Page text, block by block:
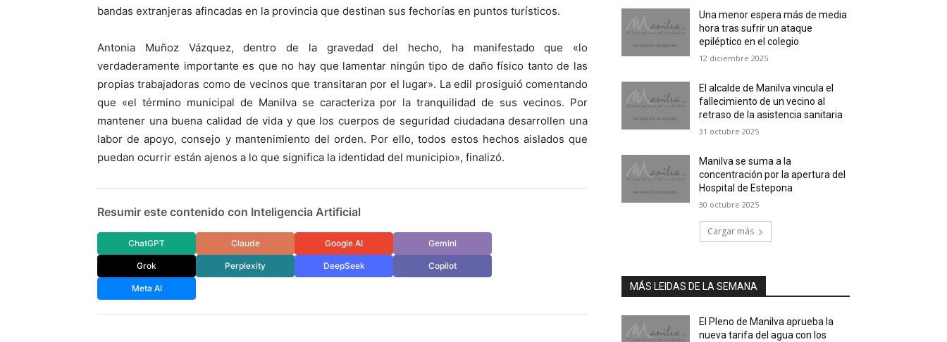
bandas extranjeras afincadas en la provincia que destinan sus fechorías en puntos turísticos.
Antonia Muñoz Vázquez, dentro de la gravedad del hecho, ha manifestado que «lo
verdaderamente importante es que no hay que lamentar ningún tipo de daño físico tanto de las
propias trabajadoras como de vecinos que transitaran por el lugar». La edil prosiguió comentando
que «el término municipal de Manilva se caracteriza por la tranquilidad de sus vecinos. Por
mantener una buena calidad de vida y que los cuerpos de seguridad ciudadana desarrollen una
labor de apoyo, consejo y mantenimiento del orden. Por ello, todos estos hechos aislados que
puedan ocurrir están ajenos a lo que significa la identidad del municipio», finalizó.
Resumir este contenido con Inteligencia Artificial
ChatGPT Claude Google AI Gemini
Grok Perplexity DeepSeek Copilot
Meta AI
Una menor espera más de media
hora tras sufrir un ataque
epiléptico en el colegio
12 diciembre 2025
El alcalde de Manilva vincula el
fallecimiento de un vecino al
retraso de la asistencia sanitaria
31 octubre 2025
Manilva se suma a la
concentración por la apertura del
Hospital de Estepona
30 octubre 2025
Cargar más
MÁS LEIDAS DE LA SEMANA
El Pleno de Manilva aprueba la
nueva tarifa del agua con los